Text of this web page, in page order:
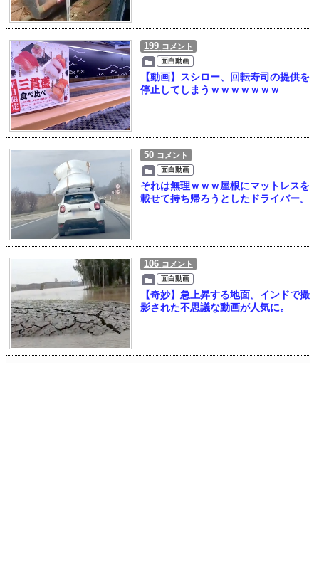
199 コメント
面白動画
【動画】スシロー、回転寿司の提供を
停止してしまうｗｗｗｗｗｗｗ
50 コメント
面白動画
それは無理ｗｗｗ屋根にマットレスを
載せて持ち帰ろうとしたドライバー。
106 コメント
面白動画
【奇妙】急上昇する地面。インドで撮
影された不思議な動画が人気に。